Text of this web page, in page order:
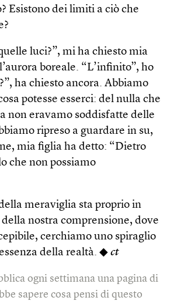
Esistono dei limiti a ciò che
luci?”, mi ha chiesto mia
boreale. “L’infinito”, ho
ha chiesto ancora. Abbiamo
potesse esserci: del nulla che
non eravamo soddisfatte delle
ripreso a guardare in su,
mia figlia ha detto: “Dietro
che non possiamo
meraviglia sta proprio in
nostra comprensione, dove
cerchiamo uno spiraglio
della realtà. ◆ ct
ogni settimana una pagina di
sapere cosa pensi di questo